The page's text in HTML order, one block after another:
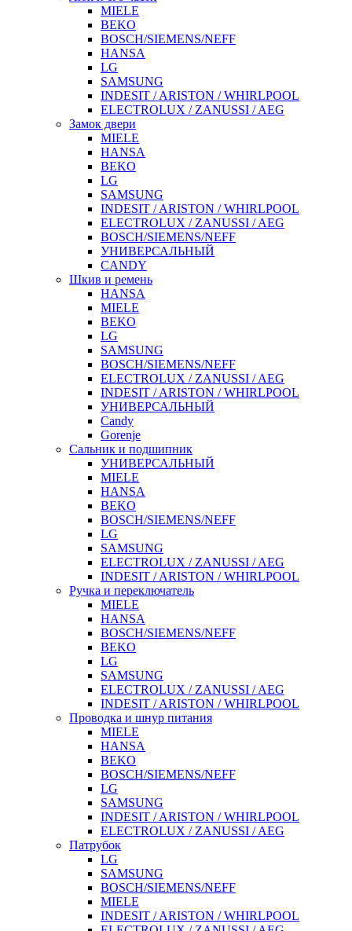
MIELE
BEKO
BOSCH/SIEMENS/NEFF
HANSA
LG
SAMSUNG
INDESIT / ARISTON / WHIRLPOOL
ELECTROLUX / ZANUSSI / AEG
Замок двери
MIELE
HANSA
BEKO
LG
SAMSUNG
INDESIT / ARISTON / WHIRLPOOL
ELECTROLUX / ZANUSSI / AEG
BOSCH/SIEMENS/NEFF
УНИВЕРСАЛЬНЫЙ
CANDY
Шкив и ремень
HANSA
MIELE
BEKO
LG
SAMSUNG
BOSCH/SIEMENS/NEFF
ELECTROLUX / ZANUSSI / AEG
INDESIT / ARISTON / WHIRLPOOL
УНИВЕРСАЛЬНЫЙ
Candy
Gorenje
Сальник и подшипник
УНИВЕРСАЛЬНЫЙ
MIELE
HANSA
BEKO
BOSCH/SIEMENS/NEFF
LG
SAMSUNG
ELECTROLUX / ZANUSSI / AEG
INDESIT / ARISTON / WHIRLPOOL
Ручка и переключатель
MIELE
HANSA
BOSCH/SIEMENS/NEFF
BEKO
LG
SAMSUNG
ELECTROLUX / ZANUSSI / AEG
INDESIT / ARISTON / WHIRLPOOL
Проводка и шнур питания
MIELE
HANSA
BEKO
BOSCH/SIEMENS/NEFF
LG
SAMSUNG
INDESIT / ARISTON / WHIRLPOOL
ELECTROLUX / ZANUSSI / AEG
Патрубок
LG
SAMSUNG
BOSCH/SIEMENS/NEFF
MIELE
INDESIT / ARISTON / WHIRLPOOL